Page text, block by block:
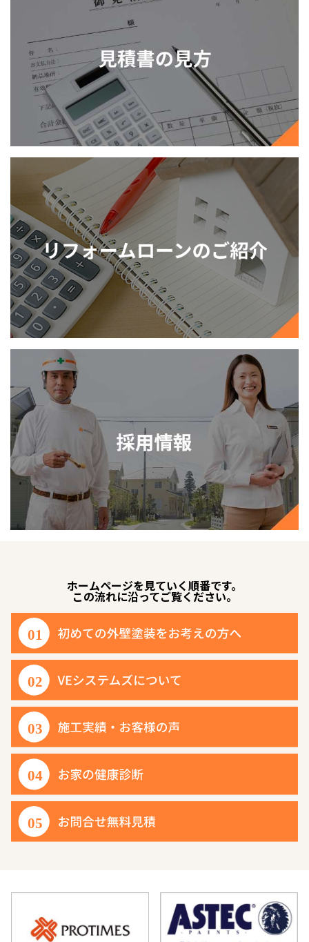
ホームページを見ていく順番です。
この流れに沿ってご覧ください。